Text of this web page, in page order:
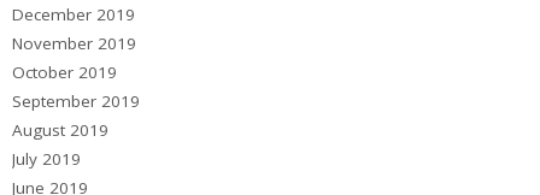
December 2019
November 2019
October 2019
September 2019
August 2019
July 2019
June 2019